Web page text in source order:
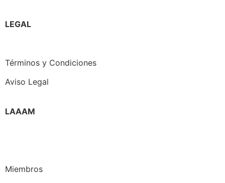
LEGAL
Términos y Condiciones
Aviso Legal
LAAAM
Miembros